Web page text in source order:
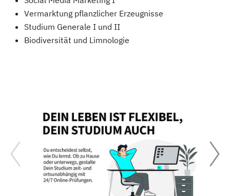
Vermarktung pflanzlicher Erzeugnisse
Studium Generale I und II
Biodiversität und Limnologie